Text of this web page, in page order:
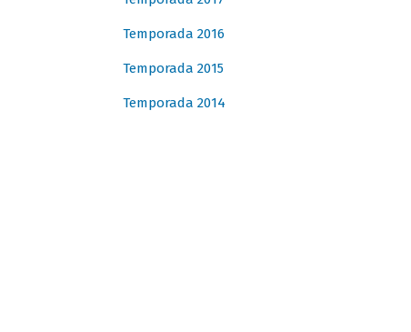
Temporada 2016
Temporada 2015
Temporada 2014